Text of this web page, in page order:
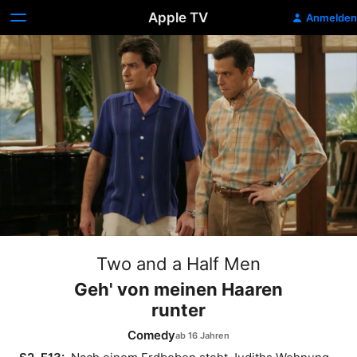
Apple TV Anmelden
Two and a Half Men
Geh' von meinen Haaren
runter
Comedy